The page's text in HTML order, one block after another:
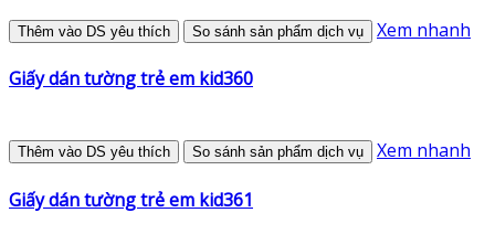
Thêm vào DS yêu thích So sánh sản phẩm dịch vụ Xem nhanh
Giấy dán tường trẻ em kid360
Thêm vào DS yêu thích So sánh sản phẩm dịch vụ Xem nhanh
Giấy dán tường trẻ em kid361